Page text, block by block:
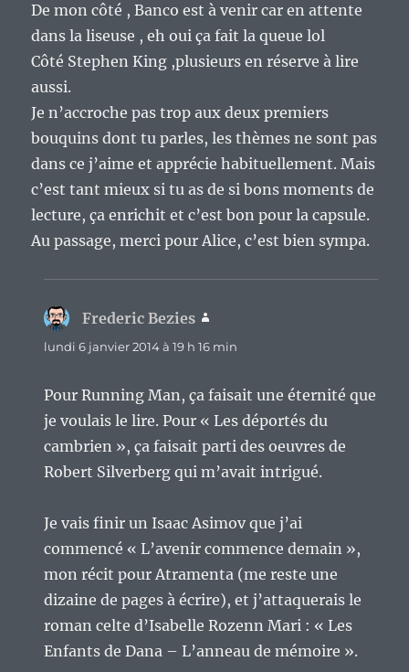
De mon côté , Banco est à venir car en attente
dans la liseuse , eh oui ça fait la queue lol
Côté Stephen King ,plusieurs en réserve à lire
aussi.
Je n’accroche pas trop aux deux premiers
bouquins dont tu parles, les thèmes ne sont pas
dans ce j’aime et apprécie habituellement. Mais
c’est tant mieux si tu as de si bons moments de
lecture, ça enrichit et c’est bon pour la capsule.
Au passage, merci pour Alice, c’est bien sympa.
Frederic Bezies
lundi 6 janvier 2014 à 19 h 16 min
Pour Running Man, ça faisait une éternité que
je voulais le lire. Pour « Les déportés du
cambrien », ça faisait parti des oeuvres de
Robert Silverberg qui m’avait intrigué.
Je vais finir un Isaac Asimov que j’ai
commencé « L’avenir commence demain »,
mon récit pour Atramenta (me reste une
dizaine de pages à écrire), et j’attaquerais le
roman celte d’Isabelle Rozenn Mari : « Les
Enfants de Dana – L’anneau de mémoire ».